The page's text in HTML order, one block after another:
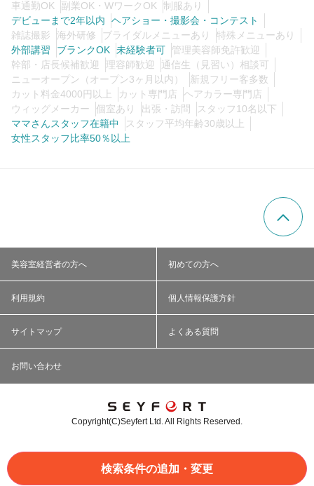
車通勤OK
副業OK・WワークOK
制服あり
デビューまで2年以内
ヘアショー・撮影会・コンテスト
雑誌撮影
海外研修 ブライダルメニューあり
特殊メニューあり
外部講習
ブランクOK 未経験者可
管理美容師免許歓迎
幹部・店長候補歓迎
理容師歓迎
通信生（見習い）相談可
ニューオープン（オープン3ヶ月以内）
新規フリー客多数
カット料金4000円以上
カット専門店
ヘアカラー専門店
ウィッグメーカー
個室あり 出張・訪問
スタッフ10名以下
ママさんスタッフ在籍中
スタッフ平均年齢30歳以上
女性スタッフ比率50％以上
検索条件の追加・変更
美容室経営者の方へ 初めての方へ
利用規約 個人情報保護方針
サイトマップ よくある質問
お問い合わせ
Copyright(C)Seyfert Ltd. All Rights Reserved.